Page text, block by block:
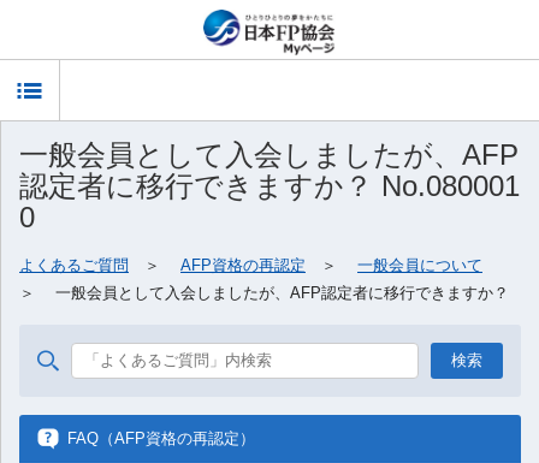
一般会員として入会しましたが、AFP
認定者に移行できますか？ No.080001
0
よくあるご質問 ＞ AFP資格の再認定 ＞ 一般会員について
＞ 一般会員として入会しましたが、AFP認定者に移行できますか？
FAQ（AFP資格の再認定）